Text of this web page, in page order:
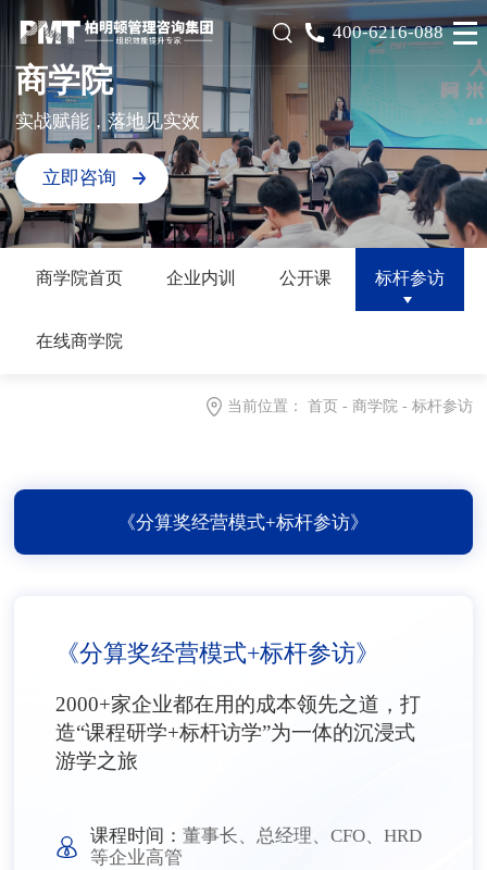
400-6216-088
商学院
实战赋能，落地见实效
立即咨询
商学院首页 企业内训 公开课 标杆参访
在线商学院
当前位置： 首页- 商学院 - 标杆参访
《分算奖经营模式+标杆参访》
《分算奖经营模式+标杆参访》
2000+家企业都在用的成本领先之道，打
造“课程研学+标杆访学”为一体的沉浸式
游学之旅
课程时间：董事长、总经理、CFO、HRD
等企业高管